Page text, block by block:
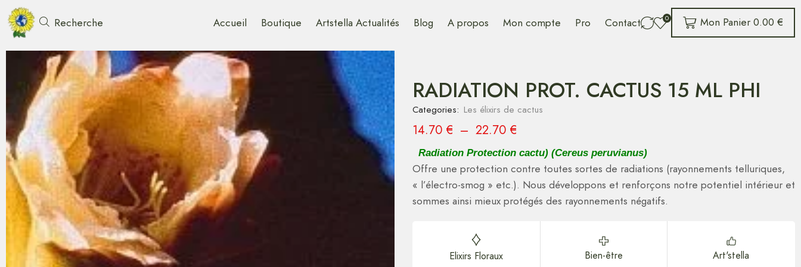
Recherche Accueil Boutique Artstella Actualités Blog A propos Mon compte Pro Contact 0 Mon Panier 0.00 €
RADIATION PROT. CACTUS 15 ML PHI
Categories: Les élixirs de cactus
14.70 € – 22.70 €
Radiation Protection cactu) (Cereus peruvianus)
Offre une protection contre toutes sortes de radiations (rayonnements telluriques,
« l’électro-smog » etc.). Nous développons et renforçons notre potentiel intérieur et
sommes ainsi mieux protégés des rayonnements négatifs.
Elixirs Floraux Bien-être Art'stella